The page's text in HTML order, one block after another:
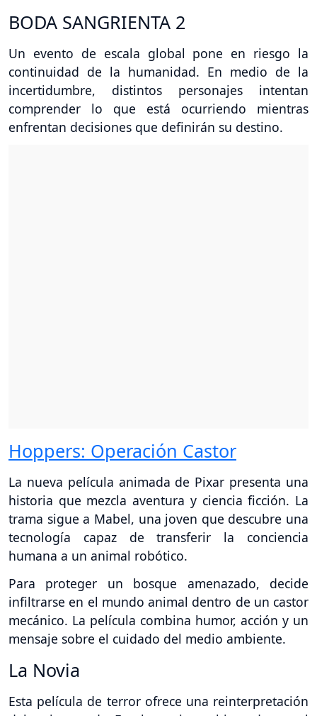
BODA SANGRIENTA 2
Un evento de escala global pone en riesgo la
continuidad de la humanidad. En medio de la
incertidumbre, distintos personajes intentan
comprender lo que está ocurriendo mientras
enfrentan decisiones que definirán su destino.
Hoppers: Operación Castor
La nueva película animada de Pixar presenta una
historia que mezcla aventura y ciencia ficción. La
trama sigue a Mabel, una joven que descubre una
tecnología capaz de transferir la conciencia
humana a un animal robótico.
Para proteger un bosque amenazado, decide
infiltrarse en el mundo animal dentro de un castor
mecánico. La película combina humor, acción y un
mensaje sobre el cuidado del medio ambiente.
La Novia
Esta película de terror ofrece una reinterpretación